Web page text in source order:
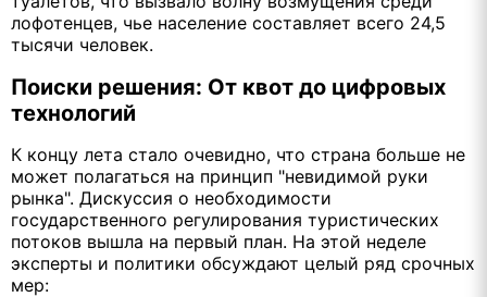
лофотенцев, чье население составляет всего 24,5
тысячи человек.
Поиски решения: От квот до цифровых
технологий
К концу лета стало очевидно, что страна больше не
может полагаться на принцип "невидимой руки
рынка". Дискуссия о необходимости
государственного регулирования туристических
потоков вышла на первый план. На этой неделе
эксперты и политики обсуждают целый ряд срочных
мер: